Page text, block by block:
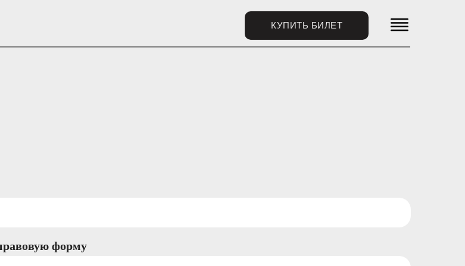
КУПИТЬ БИЛЕТ
форму